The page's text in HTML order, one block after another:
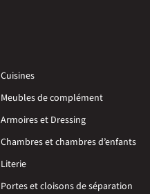
Cuisines
Meubles de complément
Armoires et Dressing
Chambres et chambres d’enfants
Literie
Portes et cloisons de séparation